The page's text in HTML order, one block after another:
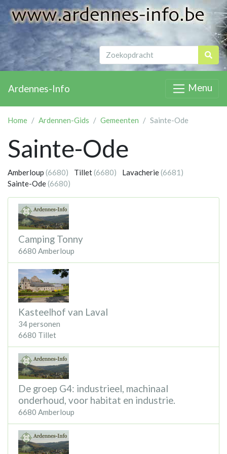
Ardennes-Info Menu
Home Ardennen-Gids Gemeenten Sainte-Ode
Sainte-Ode
Amberloup (6680) Tillet(6680) Lavacherie(6681)
Sainte-Ode(6680)
Camping Tonny
6680 Amberloup
Kasteelhof van Laval
34 personen
6680 Tillet
De groep G4: industrieel, machinaal
onderhoud, voor habitat en industrie.
6680 Amberloup